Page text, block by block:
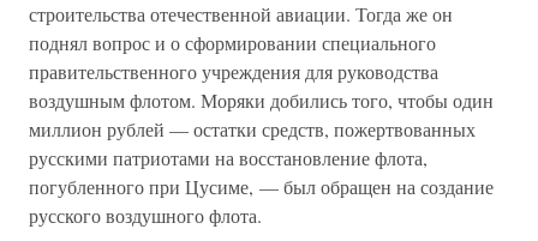
строительства отечественной авиации. Тогда же он
поднял вопрос и о сформировании специального
правительственного учреждения для руководства
воздушным флотом. Моряки добились того, чтобы один
миллион рублей — остатки средств, пожертвованных
русскими патриотами на восстановление флота,
погубленного при Цусиме, — был обращен на создание
русского воздушного флота.